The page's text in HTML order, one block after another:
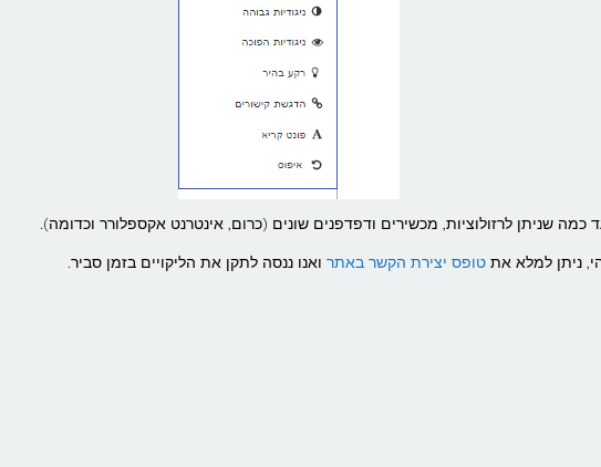
שניתן לרזולוציות, מכשירים ודפדפנים שונים (כרום, אינטרנט אקספלורר וכדומה).
ניתן למלא את טופס יצירת הקשר באתר ואנו ננסה לתקן את הליקויים בזמן סביר.